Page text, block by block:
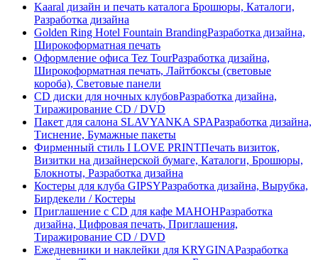
Kaaral дизайн и печать каталога Брошюры, Каталоги,
Разработка дизайна
Golden Ring Hotel Fountain BrandingРазработка дизайна,
Широкоформатная печать
Оформление офиса Tez TourРазработка дизайна,
Широкоформатная печать, Лайтбоксы (световые
короба), Световые панели
CD диски для ночных клубовРазработка дизайна,
Тиражирование CD / DVD
Пакет для салона SLAVYANKA SPAРазработка дизайна,
Тиснение, Бумажные пакеты
Фирменный стиль I LOVE PRINTПечать визиток,
Визитки на дизайнерской бумаге, Каталоги, Брошюры,
Блокноты, Разработка дизайна
Костеры для клуба GIPSYРазработка дизайна, Вырубка,
Бирдекели / Костеры
Приглашение с CD для кафе МАНОНРазработка
дизайна, Цифровая печать, Приглашения,
Тиражирование CD / DVD
Ежедневники и наклейки для KRYGINAРазработка